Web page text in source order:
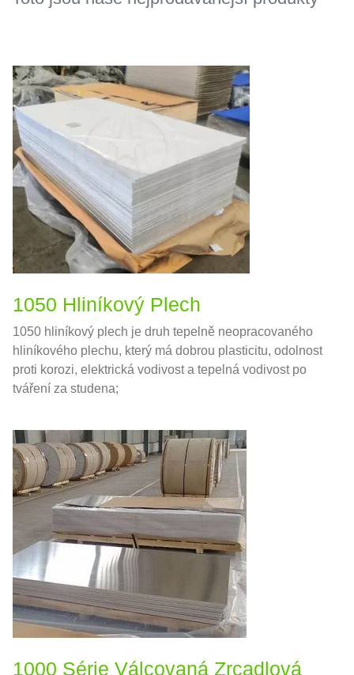
1050 Hliníkový Plech
1050 hliníkový plech je druh tepelně neopracovaného
hliníkového plechu, který má dobrou plasticitu, odolnost
proti korozi, elektrická vodivost a tepelná vodivost po
tváření za studena;
1000 Série Válcovaná Zrcadlová